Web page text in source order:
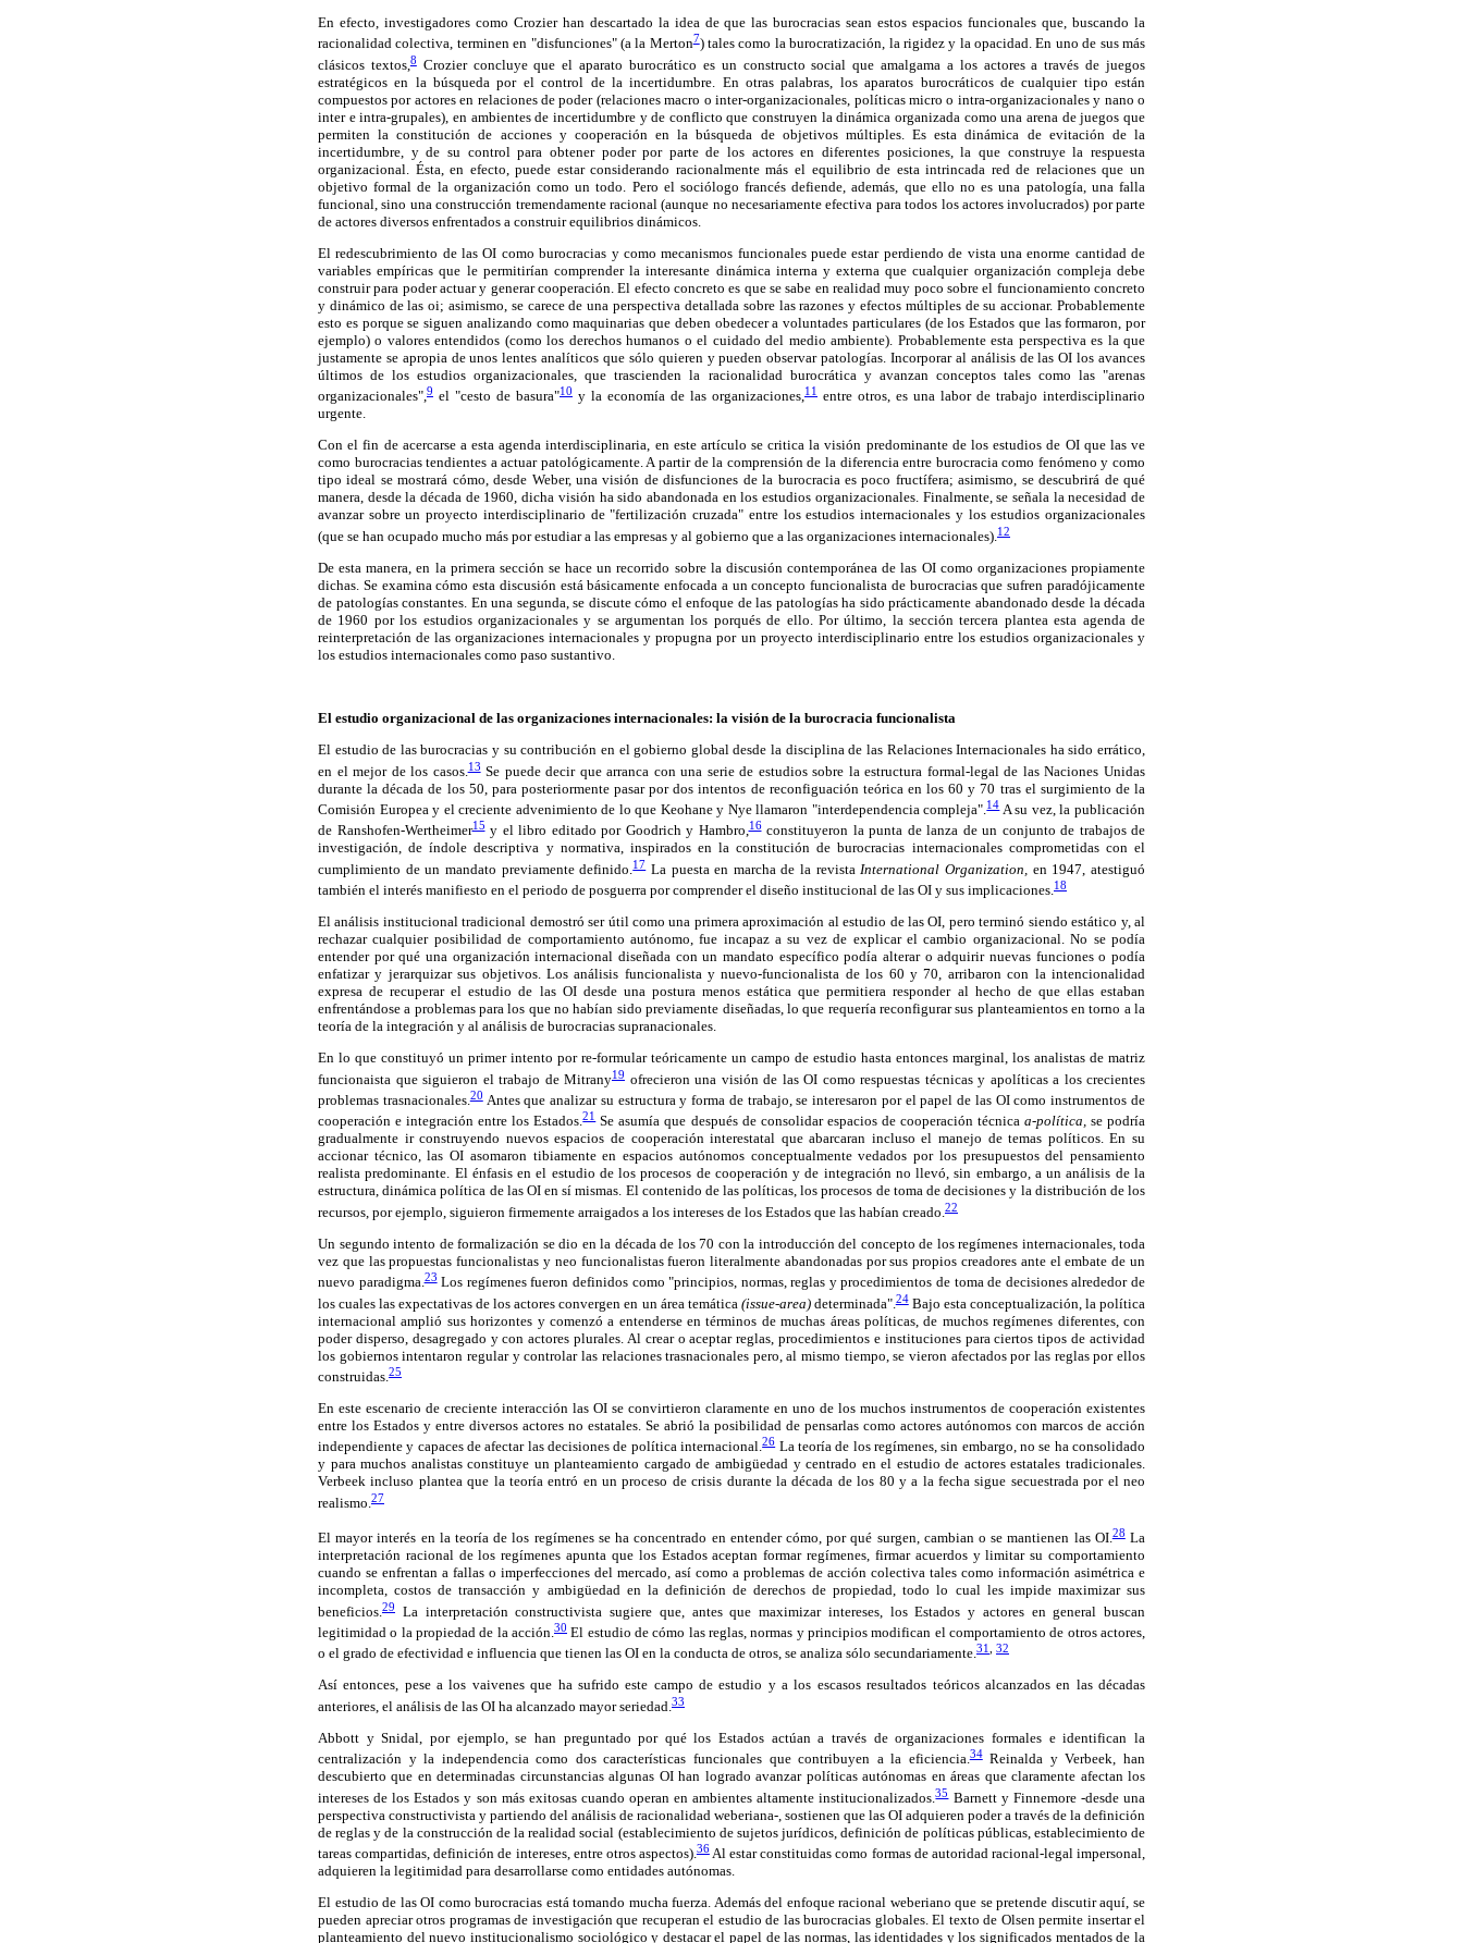
En efecto, investigadores como Crozier han descartado la idea de que las burocracias sean estos espacios funcionales que, buscando la
racionalidad colectiva, terminen en "disfunciones" (a la Merton7) tales como la burocratización, la rigidez y la opacidad. En uno de sus más
clásicos textos,8Crozier concluye que el aparato burocrático es un constructo social que amalgama a los actores a través de juegos
estratégicos en la búsqueda por el control de la incertidumbre. En otras palabras, los aparatos burocráticos de cualquier tipo están
compuestos por actores en relaciones de poder (relaciones macro o inter-organizacionales, políticas micro o intra-organizacionales y nano o
inter e intra-grupales), en ambientes de incertidumbre y de conflicto que construyen la dinámica organizada como una arena de juegos que
permiten la constitución de acciones y cooperación en la búsqueda de objetivos múltiples. Es esta dinámica de evitación de la
incertidumbre, y de su control para obtener poder por parte de los actores en diferentes posiciones, la que construye la respuesta
organizacional. Ésta, en efecto, puede estar considerando racionalmente más el equilibrio de esta intrincada red de relaciones que un
objetivo formal de la organización como un todo. Pero el sociólogo francés defiende, además, que ello no es una patología, una falla
funcional, sino una construcción tremendamente racional (aunque no necesariamente efectiva para todos los actores involucrados) por parte
de actores diversos enfrentados a construir equilibrios dinámicos.
El redescubrimiento de las OI como burocracias y como mecanismos funcionales puede estar perdiendo de vista una enorme cantidad de
variables empíricas que le permitirían comprender la interesante dinámica interna y externa que cualquier organización compleja debe
construir para poder actuar y generar cooperación. El efecto concreto es que se sabe en realidad muy poco sobre el funcionamiento concreto
y dinámico de las oi; asimismo, se carece de una perspectiva detallada sobre las razones y efectos múltiples de su accionar. Probablemente
esto es porque se siguen analizando como maquinarias que deben obedecer a voluntades particulares (de los Estados que las formaron, por
ejemplo) o valores entendidos (como los derechos humanos o el cuidado del medio ambiente). Probablemente esta perspectiva es la que
justamente se apropia de unos lentes analíticos que sólo quieren y pueden observar patologías. Incorporar al análisis de las OI los avances
últimos de los estudios organizacionales, que trascienden la racionalidad burocrática y avanzan conceptos tales como las "arenas
organizacionales",9 el "cesto de basura"10 y la economía de las organizaciones,11 entre otros, es una labor de trabajo interdisciplinario
urgente.
Con el fin de acercarse a esta agenda interdisciplinaria, en este artículo se critica la visión predominante de los estudios de OI que las ve
como burocracias tendientes a actuar patológicamente. A partir de la comprensión de la diferencia entre burocracia como fenómeno y como
tipo ideal se mostrará cómo, desde Weber, una visión de disfunciones de la burocracia es poco fructífera; asimismo, se descubrirá de qué
manera, desde la década de 1960, dicha visión ha sido abandonada en los estudios organizacionales. Finalmente, se señala la necesidad de
avanzar sobre un proyecto interdisciplinario de "fertilización cruzada" entre los estudios internacionales y los estudios organizacionales
(que se han ocupado mucho más por estudiar a las empresas y al gobierno que a las organizaciones internacionales). 12
De esta manera, en la primera sección se hace un recorrido sobre la discusión contemporánea de las OI como organizaciones propiamente
dichas. Se examina cómo esta discusión está básicamente enfocada a un concepto funcionalista de burocracias que sufren paradójicamente
de patologías constantes. En una segunda, se discute cómo el enfoque de las patologías ha sido prácticamente abandonado desde la década
de 1960 por los estudios organizacionales y se argumentan los porqués de ello. Por último, la sección tercera plantea esta agenda de
reinterpretación de las organizaciones internacionales y propugna por un proyecto interdisciplinario entre los estudios organizacionales y
los estudios internacionales como paso sustantivo.
El estudio organizacional de las organizaciones internacionales: la visión de la burocracia funcionalista
El estudio de las burocracias y su contribución en el gobierno global desde la disciplina de las Relaciones Internacionales ha sido errático,
en el mejor de los casos.13Se puede decir que arranca con una serie de estudios sobre la estructura formal-legal de las Naciones Unidas
durante la década de los 50, para posteriormente pasar por dos intentos de reconfiguación teórica en los 60 y 70 tras el surgimiento de la
Comisión Europea y el creciente advenimiento de lo que Keohane y Nye llamaron "interdependencia compleja".14A su vez, la publicación
de Ranshofen-Wertheimer15y el libro editado por Goodrich y Hambro,16constituyeron la punta de lanza de un conjunto de trabajos de
investigación, de índole descriptiva y normativa, inspirados en la constitución de burocracias internacionales comprometidas con el
cumplimiento de un mandato previamente definido.17La puesta en marcha de la revista International Organization, en 1947, atestiguó
también el interés manifiesto en el periodo de posguerra por comprender el diseño institucional de las OI y sus implicaciones.18
El análisis institucional tradicional demostró ser útil como una primera aproximación al estudio de las OI, pero terminó siendo estático y, al
rechazar cualquier posibilidad de comportamiento autónomo, fue incapaz a su vez de explicar el cambio organizacional. No se podía
entender por qué una organización internacional diseñada con un mandato específico podía alterar o adquirir nuevas funciones o podía
enfatizar y jerarquizar sus objetivos. Los análisis funcionalista y nuevo-funcionalista de los 60 y 70, arribaron con la intencionalidad
expresa de recuperar el estudio de las OI desde una postura menos estática que permitiera responder al hecho de que ellas estaban
enfrentándose a problemas para los que no habían sido previamente diseñadas, lo que requería reconfigurar sus planteamientos en torno a la
teoría de la integración y al análisis de burocracias supranacionales.
En lo que constituyó un primer intento por re-formular teóricamente un campo de estudio hasta entonces marginal, los analistas de matriz
funcionaista que siguieron el trabajo de Mitrany19 ofrecieron una visión de las OI como respuestas técnicas y apolíticas a los crecientes
problemas trasnacionales.20Antes que analizar su estructura y forma de trabajo, se interesaron por el papel de las OI como instrumentos de
cooperación e integración entre los Estados.21Se asumía que después de consolidar espacios de cooperación técnica a-política,se podría
gradualmente ir construyendo nuevos espacios de cooperación interestatal que abarcaran incluso el manejo de temas políticos. En su
accionar técnico, las OI asomaron tibiamente en espacios autónomos conceptualmente vedados por los presupuestos del pensamiento
realista predominante. El énfasis en el estudio de los procesos de cooperación y de integración no llevó, sin embargo, a un análisis de la
estructura, dinámica política de las OI en sí mismas. El contenido de las políticas, los procesos de toma de decisiones y la distribución de los
recursos, por ejemplo, siguieron firmemente arraigados a los intereses de los Estados que las habían creado. 22
Un segundo intento de formalización se dio en la década de los 70 con la introducción del concepto de los regímenes internacionales, toda
vez que las propuestas funcionalistas y neo funcionalistas fueron literalmente abandonadas por sus propios creadores ante el embate de un
nuevo paradigma.23Los regímenes fueron definidos como "principios, normas, reglas y procedimientos de toma de decisiones alrededor de
los cuales las expectativas de los actores convergen en un área temática (issue-area)determinada".24Bajo esta conceptualización, la política
internacional amplió sus horizontes y comenzó a entenderse en términos de muchas áreas políticas, de muchos regímenes diferentes, con
poder disperso, desagregado y con actores plurales. Al crear o aceptar reglas, procedimientos e instituciones para ciertos tipos de actividad
los gobiernos intentaron regular y controlar las relaciones trasnacionales pero, al mismo tiempo, se vieron afectados por las reglas por ellos
construidas. 25
En este escenario de creciente interacción las OI se convirtieron claramente en uno de los muchos instrumentos de cooperación existentes
entre los Estados y entre diversos actores no estatales. Se abrió la posibilidad de pensarlas como actores autónomos con marcos de acción
independiente y capaces de afectar las decisiones de política internacional.26La teoría de los regímenes, sin embargo, no se ha consolidado
y para muchos analistas constituye un planteamiento cargado de ambigüedad y centrado en el estudio de actores estatales tradicionales.
Verbeek incluso plantea que la teoría entró en un proceso de crisis durante la década de los 80 y a la fecha sigue secuestrada por el neo
realismo. 27
El mayor interés en la teoría de los regímenes se ha concentrado en entender cómo, por qué surgen, cambian o se mantienen las OI.28La
interpretación racional de los regímenes apunta que los Estados aceptan formar regímenes, firmar acuerdos y limitar su comportamiento
cuando se enfrentan a fallas o imperfecciones del mercado, así como a problemas de acción colectiva tales como información asimétrica e
incompleta, costos de transacción y ambigüedad en la definición de derechos de propiedad, todo lo cual les impide maximizar sus
beneficios. 29
La interpretación constructivista sugiere que, antes que maximizar intereses, los Estados y actores en general buscan
legitimidad o la propiedad de la acción. 30 El estudio de cómo las reglas, normas y principios modifican el comportamiento de otros actores,
o el grado de efectividad e influencia que tienen las OI en la conducta de otros, se analiza sólo secundariamente.31 32
Así entonces, pese a los vaivenes que ha sufrido este campo de estudio y a los escasos resultados teóricos alcanzados en las décadas
anteriores, el análisis de las OI ha alcanzado mayor seriedad. 33
Abbott y Snidal, por ejemplo, se han preguntado por qué los Estados actúan a través de organizaciones formales e identifican la
centralización y la independencia como dos características funcionales que contribuyen a la eficiencia.34Reinalda y Verbeek, han
descubierto que en determinadas circunstancias algunas OI han logrado avanzar políticas autónomas en áreas que claramente afectan los
intereses de los Estados y son más exitosas cuando operan en ambientes altamente institucionalizados.35Barnett y Finnemore -desde una
perspectiva constructivista y partiendo del análisis de racionalidad weberiana-, sostienen que las OI adquieren poder a través de la definición
de reglas y de la construcción de la realidad social (establecimiento de sujetos jurídicos, definición de políticas públicas, establecimiento de
tareas compartidas, definición de intereses, entre otros aspectos).36Al estar constituidas como formas de autoridad racional-legal impersonal,
adquieren la legitimidad para desarrollarse como entidades autónomas.
El estudio de las OI como burocracias está tomando mucha fuerza. Además del enfoque racional weberiano que se pretende discutir aquí, se
pueden apreciar otros programas de investigación que recuperan el estudio de las burocracias globales. El texto de Olsen permite insertar el
planteamiento del nuevo institucionalismo sociológico y destacar el papel de las normas, las identidades y los significados mentados de la